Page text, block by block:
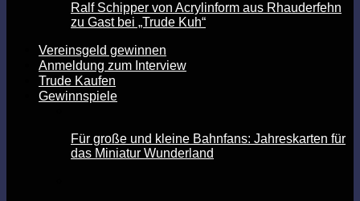
Ralf Schipper von Acrylinform aus Rhauderfehn
zu Gast bei „Trude Kuh“
Vereinsgeld gewinnen
Anmeldung zum Interview
Trude Kaufen
Gewinnspiele
Für große und kleine Bahnfans: Jahreskarten für
das Miniatur Wunderland